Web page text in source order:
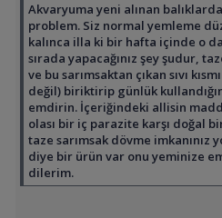
Akvaryuma yeni alınan
problem. Siz normal yemleme
kalınca illa ki bir hafta içinde o
sırada yapacağınız şey şudur,
ve bu sarımsaktan çıkan sıvı
değil) biriktirip günlük
emdirin. İçeriğindeki allisin
olası bir iç parazite karşı doğal
taze sarımsak dövme imkanınız
diye bir ürün var onu yeminize
dilerim.